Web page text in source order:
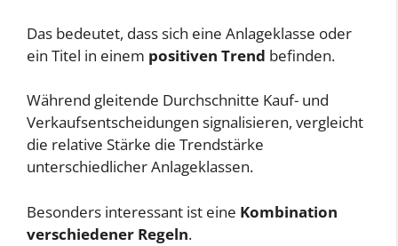
Das bedeutet, dass sich eine Anlageklasse oder
ein Titel in einem positiven Trend befinden.
Während gleitende Durchschnitte Kauf- und
Verkaufsentscheidungen signalisieren, vergleicht
die relative Stärke die Trendstärke
unterschiedlicher Anlageklassen.
Besonders interessant ist eine Kombination
verschiedener Regeln.